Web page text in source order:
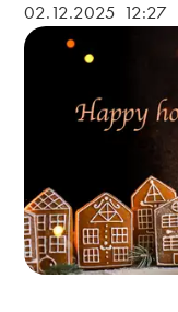
i
n
u
ä
i
g
02.12.2025 12:27